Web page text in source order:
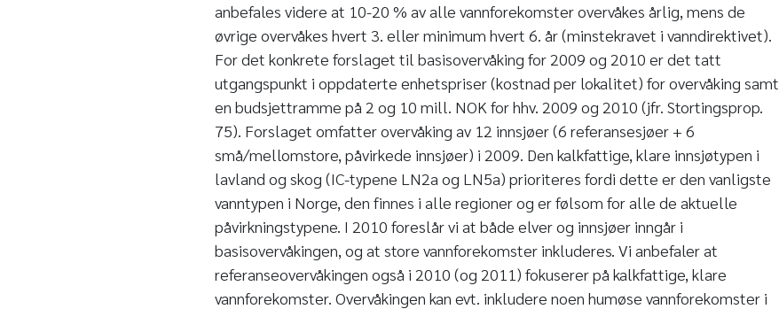
anbefales videre at 10-20 % av alle vannforekomster overvåkes årlig, mens de
øvrige overvåkes hvert 3. eller minimum hvert 6. år (minstekravet i vanndirektivet).
For det konkrete forslaget til basisovervåking for 2009 og 2010 er det tatt
utgangspunkt i oppdaterte enhetspriser (kostnad per lokalitet) for overvåking samt
en budsjettramme på 2 og 10 mill. NOK for hhv. 2009 og 2010 (jfr. Stortingsprop.
75). Forslaget omfatter overvåking av 12 innsjøer (6 referansesjøer + 6
små/mellomstore, påvirkede innsjøer) i 2009. Den kalkfattige, klare innsjøtypen i
lavland og skog (IC-typene LN2a og LN5a) prioriteres fordi dette er den vanligste
vanntypen i Norge, den finnes i alle regioner og er følsom for alle de aktuelle
påvirkningstypene. I 2010 foreslår vi at både elver og innsjøer inngår i
basisovervåkingen, og at store vannforekomster inkluderes. Vi anbefaler at
referanseovervåkingen også i 2010 (og 2011) fokuserer på kalkfattige, klare
vannforekomster. Overvåkingen kan evt. inkludere noen humøse vannforekomster i